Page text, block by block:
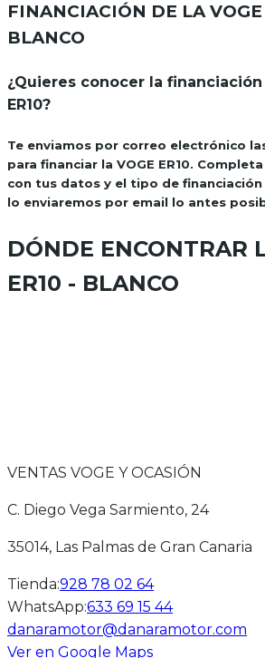
FINANCIACIÓN DE LA
BLANCO
¿Quieres conocer la financiación
ER10?
Te enviamos por correo electrónico
para financiar la VOGE ER10. Completa
con tus datos y el tipo de
lo enviaremos por email lo antes
DÓNDE ENCONTRAR
ER10 - BLANCO
VENTAS VOGE Y OCASIÓN
C. Diego Vega Sarmiento, 24
35014, Las Palmas de Gran Canaria
Tienda:928 78 02 64
WhatsApp:633 69 15 44
danaramotor@danaramotor.com
Ver en Google Maps